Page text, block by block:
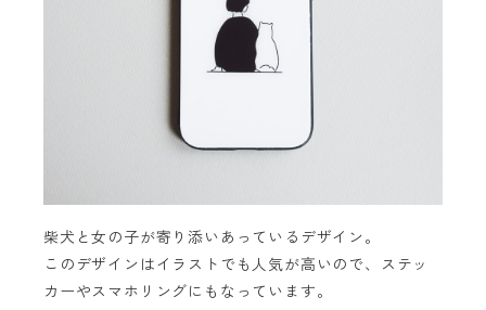
柴犬と女の子が寄り添いあっているデザイン。
このデザインはイラストでも人気が高いので、ステッ
カーやスマホリングにもなっています。